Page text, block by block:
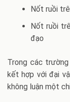
Nốt ruồi
Nốt ruồi
đạo
Trong các
kết hợp với đại
không luận một